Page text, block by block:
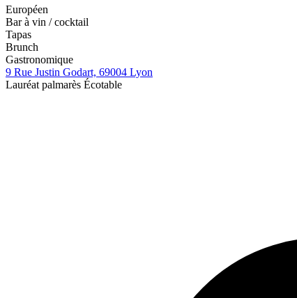
Européen
Bar à vin / cocktail
Tapas
Brunch
Gastronomique
9 Rue Justin Godart, 69004 Lyon
Lauréat palmarès Écotable